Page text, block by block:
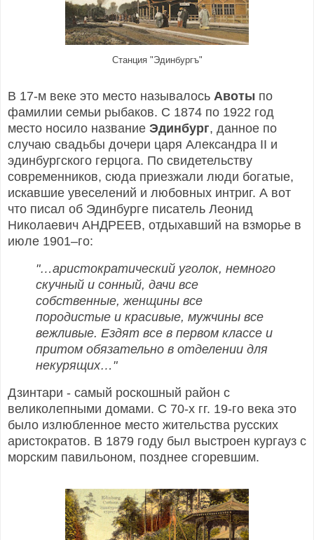
Станция "Эдинбургъ"
В 17-м веке это место называлось Авоты по
фамилии семьи рыбаков. С 1874 по 1922 год
место носило название Эдинбург, данное по
случаю свадьбы дочери царя Александра II и
эдинбургского герцога. По свидетельству
современников, сюда приезжали люди богатые,
искавшие увеселений и любовных интриг. А вот
что писал об Эдинбурге писатель Леонид
Николаевич АНДРЕЕВ, отдыхавший на взморье в
июле 1901–го:
"…аристократический уголок, немного
скучный и сонный, дачи все
собственные, женщины все
породистые и красивые, мужчины все
вежливые. Ездят все в первом классе и
притом обязательно в отделении для
некурящих…"
Дзинтари - самый роскошный район с
великолепными домами. С 70-х гг. 19-го века это
было излюбленное место жительства русских
аристократов. В 1879 году был выстроен кургауз с
морским павильоном, позднее сгоревшим.